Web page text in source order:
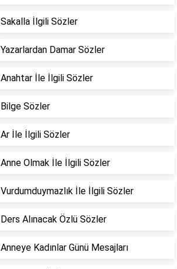
Sakalla İlgili Sözler
Yazarlardan Damar Sözler
Anahtar İle İlgili Sözler
Bilge Sözler
Ar İle İlgili Sözler
Anne Olmak İle İlgili Sözler
Vurdumduymazlık İle İlgili Sözler
Ders Alınacak Özlü Sözler
Anneye Kadınlar Günü Mesajları